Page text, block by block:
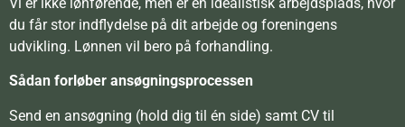
du får stor indflydelse på dit arbejde og foreningens
udvikling. Lønnen vil bero på forhandling.
Sådan forløber ansøgningsprocessen
Send en ansøgning (hold dig til én side) samt CV til